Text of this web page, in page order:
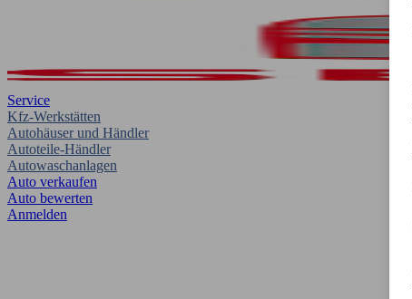
Service
Kfz-Werkstätten
Autohäuser und Händler
Autoteile-Händler
Autowaschanlagen
Auto verkaufen
Auto bewerten
Anmelden